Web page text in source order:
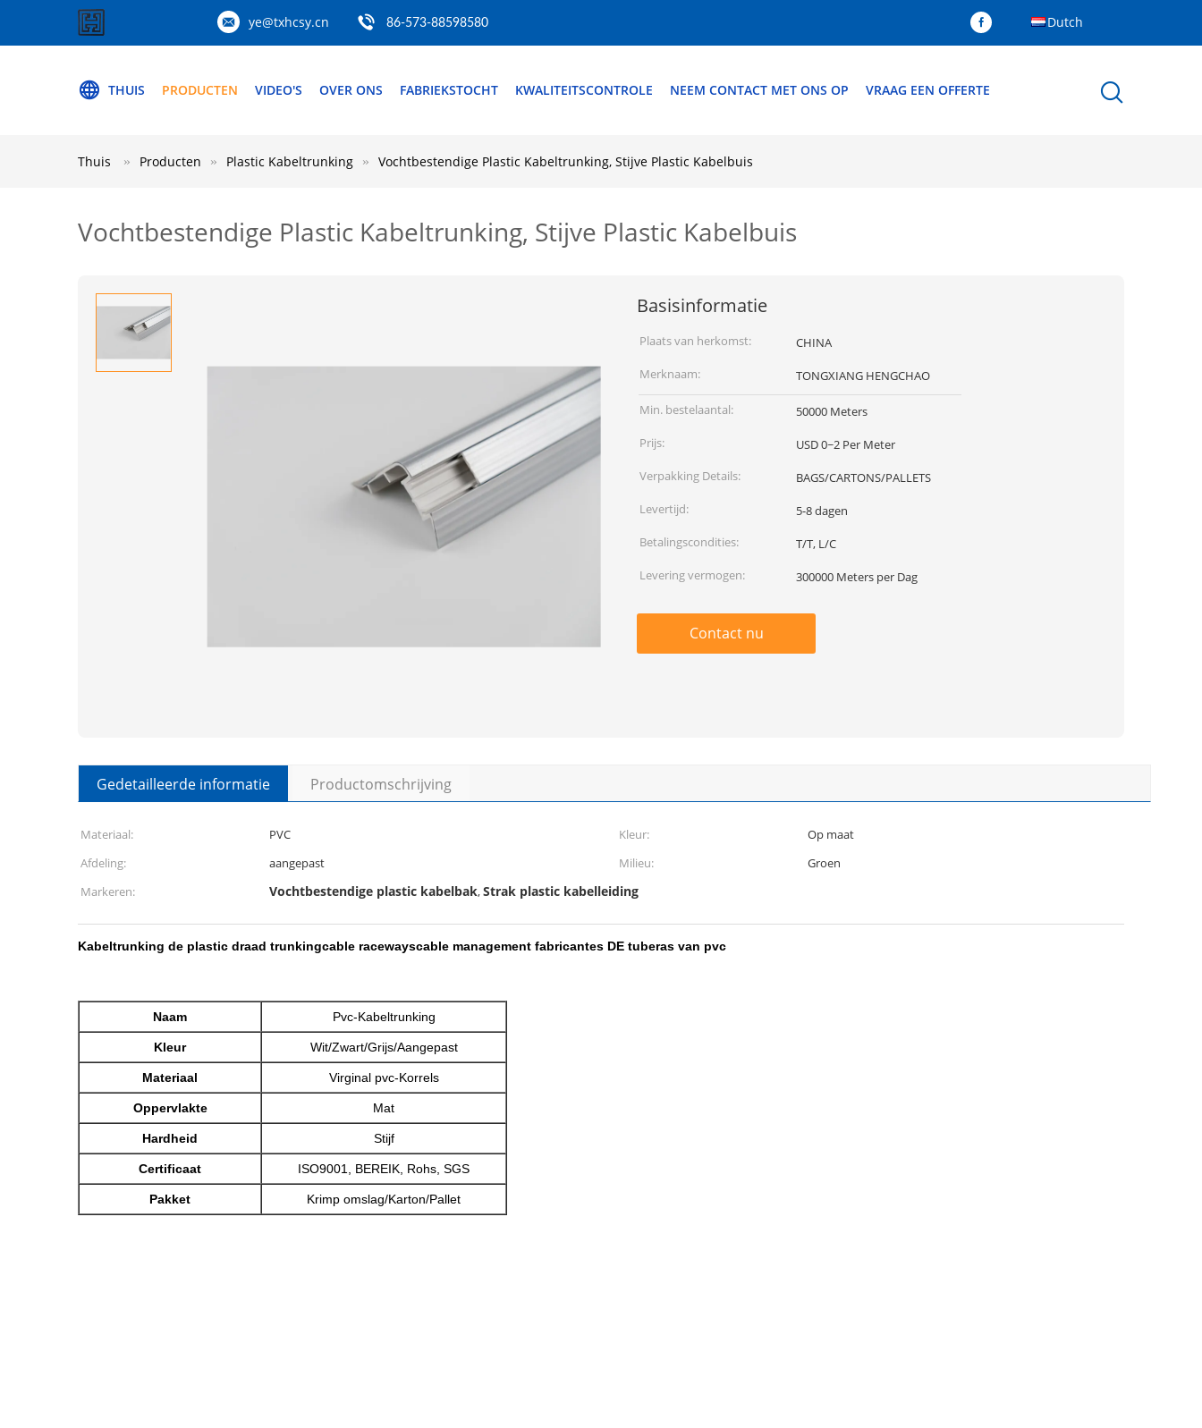
ye@txhcsy.cn 86-573-88598580 Dutch
THUIS PRODUCTEN VIDEO'S OVER ONS FABRIEKSTOCHT KWALITEITSCONTROLE NEEM CONTACT MET ONS OP VRAAG EEN OFFERTE
Thuis Producten Plastic Kabeltrunking Vochtbestendige Plastic Kabeltrunking, Stijve Plastic Kabelbuis
Vochtbestendige Plastic Kabeltrunking, Stijve Plastic Kabelbuis
Basisinformatie
Plaats van herkomst:
CHINA
Merknaam:
TONGXIANG HENGCHAO
Min. bestelaantal:
50000 Meters
Prijs:
USD 0~2 Per Meter
Verpakking Details:
BAGS/CARTONS/PALLETS
Levertijd:
5-8 dagen
Betalingscondities:
T/T, L/C
Levering vermogen:
300000 Meters per Dag
Contact nu
Gedetailleerde informatie Productomschrijving
Materiaal: PVC Kleur:
Op maat
Afdeling:
aangepast Milieu:
Groen
Markeren:
Vochtbestendige plastic kabelbak,Strak plastic kabelleiding
Kabeltrunking de plastic draad trunkingcable racewayscable management fabricantes DE tuberas van pvc
Naam Pvc-Kabeltrunking
Kleur Wit/Zwart/Grijs/Aangepast
Materiaal Virginal pvc-Korrels
Oppervlakte Mat
Hardheid Stijf
Certificaat ISO9001, BEREIK, Rohs, SGS
Pakket Krimp omslag/Karton/Pallet